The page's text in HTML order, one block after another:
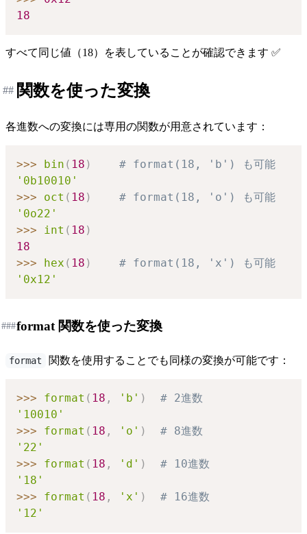
18
すべて同じ値（18）を表していることが確認できます ✅
関数を使った変換
##
各進数への変換には専用の関数が用意されています：
>>> bin ( 18 )
# format(18, 'b') も可能
'0b10010'
>>> oct ( 18 )
# format(18, 'o') も可能
'0o22'
>>> int ( 18 )
18
>>> hex ( 18 )
# format(18, 'x') も可能
'0x12'
format 関数を使った変換
###
format 関数を使用することでも同様の変換が可能です：
>>> format ( 18 , 'b' )
# 2進数
'10010'
>>> format ( 18 , 'o' )
# 8進数
'22'
>>> format ( 18 , 'd' )
# 10進数
'18'
>>> format ( 18 , 'x' )
# 16進数
'12'